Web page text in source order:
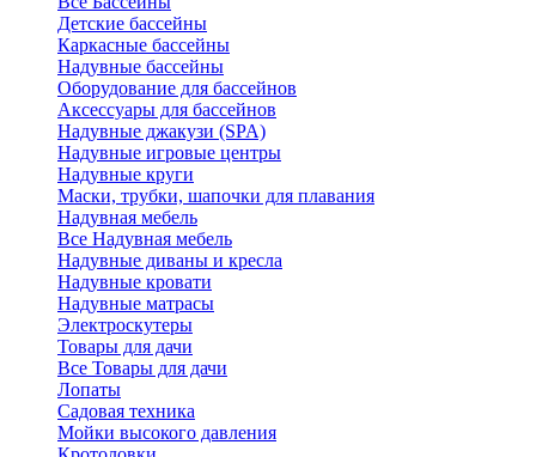
Детские бассейны
Каркасные бассейны
Надувные бассейны
Оборудование для бассейнов
Аксессуары для бассейнов
Надувные джакузи (SPA)
Надувные игровые центры
Надувные круги
Маски, трубки, шапочки для плавания
Надувная мебель
Все Надувная мебель
Надувные диваны и кресла
Надувные кровати
Надувные матрасы
Электроскутеры
Товары для дачи
Все Товары для дачи
Лопаты
Садовая техника
Мойки высокого давления